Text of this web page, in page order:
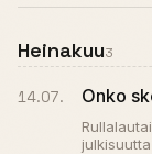
Heinakuu3
14.07. Onko